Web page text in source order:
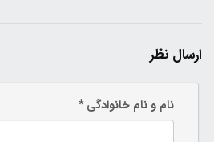
ارسال نظر
نام و نام خانوادگی *